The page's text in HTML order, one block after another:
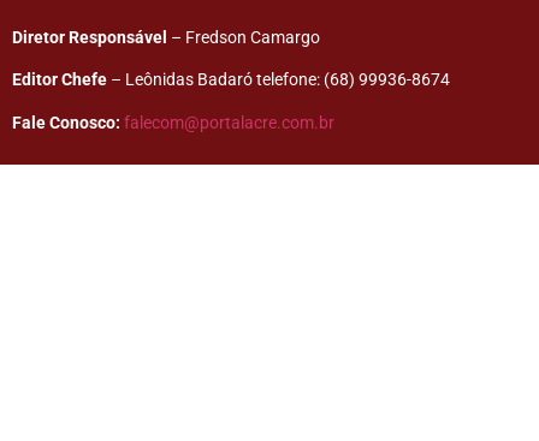
Diretor Responsável – Fredson Camargo
Editor Chefe – Leônidas Badaró telefone: (68) 99936-8674
Fale Conosco: falecom@portalacre.com.br